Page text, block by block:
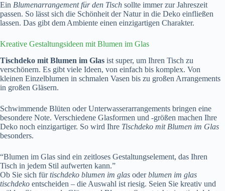
Ein Blumenarrangement für den Tisch sollte immer zur Jahreszeit
passen. So lässt sich die Schönheit der Natur in die Deko einfließen
lassen. Das gibt dem Ambiente einen einzigartigen Charakter.
Kreative Gestaltungsideen mit Blumen im Glas
Tischdeko mit Blumen im Glas ist super, um Ihren Tisch zu
verschönern. Es gibt viele Ideen, von einfach bis komplex. Von
kleinen Einzelblumen in schmalen Vasen bis zu großen Arrangements
in großen Gläsern.
Schwimmende Blüten oder Unterwasserarrangements bringen eine
besondere Note. Verschiedene Glasformen und -größen machen Ihre
Deko noch einzigartiger. So wird Ihre Tischdeko mit Blumen im Glas
besonders.
“Blumen im Glas sind ein zeitloses Gestaltungselement, das Ihren
Tisch in jedem Stil aufwerten kann.”
Ob Sie sich fürtischdeko blumen im glas oderblumen im glas
tischdeko entscheiden – die Auswahl ist riesig. Seien Sie kreativ und